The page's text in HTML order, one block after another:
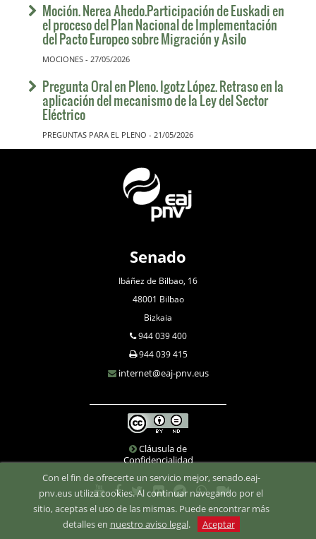
Moción. Nerea Ahedo.Participación de Euskadi en
el proceso del Plan Nacional de Implementación
del Pacto Europeo sobre Migración y Asilo
MOCIONES - 27/05/2026
Pregunta Oral en Pleno. Igotz López. Retraso en la
aplicación del mecanismo de la Ley del Sector
Eléctrico
PREGUNTAS PARA EL PLENO - 21/05/2026
Senado
Ibáñez de Bilbao, 16
48001 Bilbao
Bizkaia
944 039 400
944 039 415
internet@eaj-pnv.eus
Cláusula de
Confidencialidad
Con el fin de ofrecerte un servicio mejor, senado.eaj-
pnv.eus utiliza cookies. Al continuar navegando por el
sitio, aceptas el uso de las mismas. Puede encontrar más
detalles en nuestro aviso legal. Aceptar